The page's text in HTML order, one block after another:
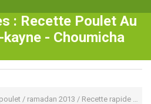
: Recette Poulet Au
- Choumicha
poulet / ramadan 2013 / Recette rapide